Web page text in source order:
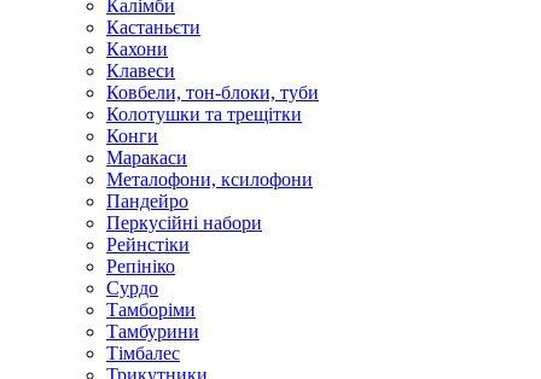
Калімби
Кастаньєти
Кахони
Клавеси
Ковбели, тон-блоки, туби
Колотушки та трещітки
Конги
Маракаси
Металофони, ксилофони
Пандейро
Перкусійні набори
Рейнстіки
Репініко
Сурдо
Тамборіми
Тамбурини
Тімбалес
Трикутники